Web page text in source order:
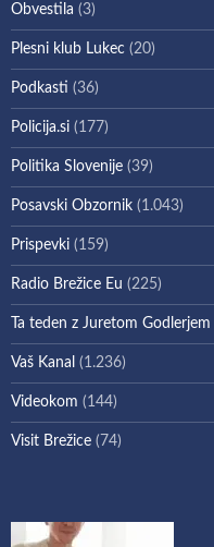
Obvestila (3)
Plesni klub Lukec (20)
Podkasti (36)
Policija.si (177)
Politika Slovenije (39)
Posavski Obzornik (1.043)
Prispevki (159)
Radio Brežice Eu (225)
Ta teden z Juretom Godlerjem
Vaš Kanal (1.236)
Videokom (144)
Visit Brežice (74)